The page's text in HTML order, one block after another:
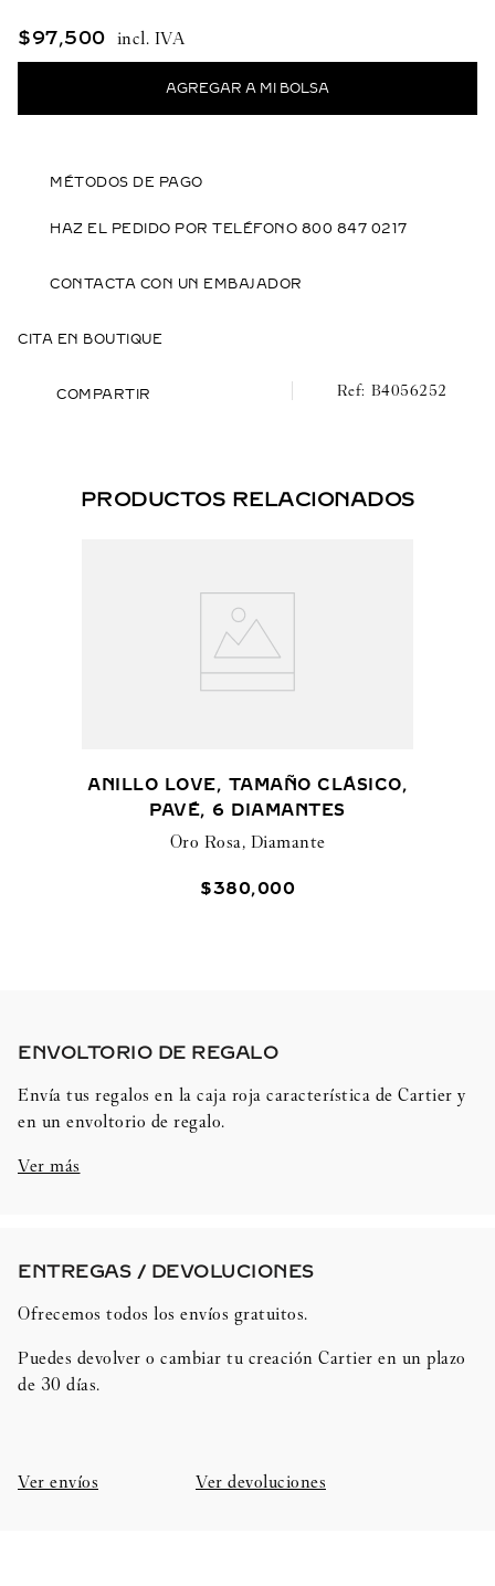
$97,500
MÉTODOS DE PAGO
HAZ EL PEDIDO POR TELÉFONO 800 847 0217
CONTACTA CON UN EMBAJADOR
CITA EN BOUTIQUE
COMPARTIR B4056252
PRODUCTOS RELACIONADOS
ANILLO LOVE, TAMAÑO CLÁSICO,
PAVÉ, 6 DIAMANTES
Oro Rosa, Diamante
$380,000
ENVOLTORIO DE REGALO​
Envía tus regalos en la caja roja característica de Cartier y
en un envoltorio de regalo.
Ver más
ENTREGAS / DEVOLUCIONES​
Ofrecemos todos los envíos gratuitos.
Puedes devolver o cambiar tu creación Cartier en un plazo
de 30 días.​
Ver envíos Ver devoluciones